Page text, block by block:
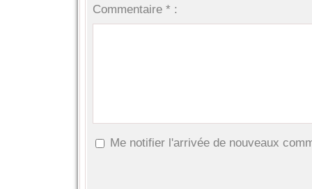
Commentaire * :
Me notifier l'arrivée de nouveaux